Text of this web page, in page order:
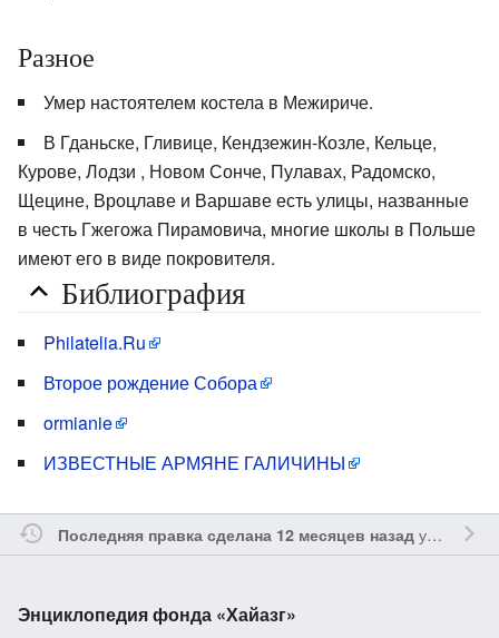
Разное
Умер настоятелем костела в Межириче.
В Гданьске, Гливице, Кендзежин-Козле, Кельце,
Курове, Лодзи , Новом Сонче, Пулавах, Радомско,
Щецине, Вроцлаве и Варшаве есть улицы, названные
в честь Гжегожа Пирамовича, многие школы в Польше
имеют его в виде покровителя.
Библиография
Philatelia.Ru
Второе рождение Собора
ormianie
ИЗВЕСТНЫЕ АРМЯНЕ ГАЛИЧИНЫ
Последняя правка сделана 12 месяцев назадучастником
Энциклопедия фонда «Хайазг»